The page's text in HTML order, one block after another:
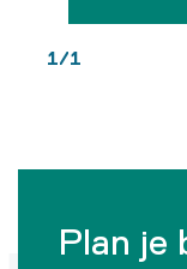
1 / 1
Plan je